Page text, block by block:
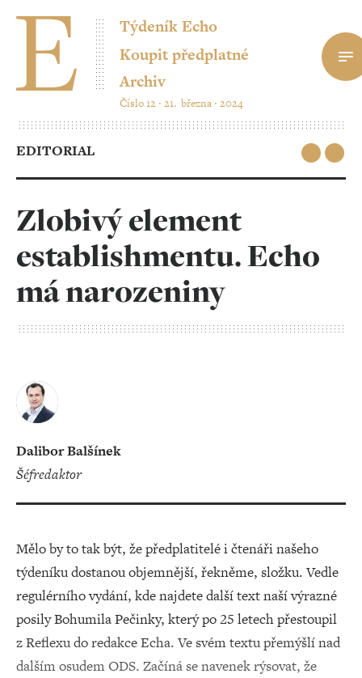
Týdeník Echo
Koupit předplatné
Archiv
Číslo 12 ‧ 21. března ‧ 2024
EDITORIAL
Zlobivý element
establishmentu. Echo
má narozeniny
Dalibor Balšínek
šéfredaktor
Mělo by to tak být, že předplatitelé i čtenáři našeho
týdeníku dostanou objemnější, řekněme, složku. Vedle
regulérního vydání, kde najdete další text naší výrazné
posily Bohumila Pečinky, který po 25 letech přestoupil
z Reflexu do redakce Echa. Ve svém textu přemýšlí nad
dalším osudem ODS. Začíná se navenek rýsovat, že